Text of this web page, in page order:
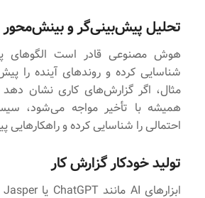
تحلیل پیش‌بینی‌گر و بینش‌محور
هوش مصنوعی قادر است الگوهای
شناسایی کرده و روندهای آینده را
مثال، اگر گزارش‌های کاری نشان
همیشه با تأخیر مواجه می‌شود،
احتمالی را شناسایی کرده و راهکارهایی
تولید خودکار گزارش‌ کار